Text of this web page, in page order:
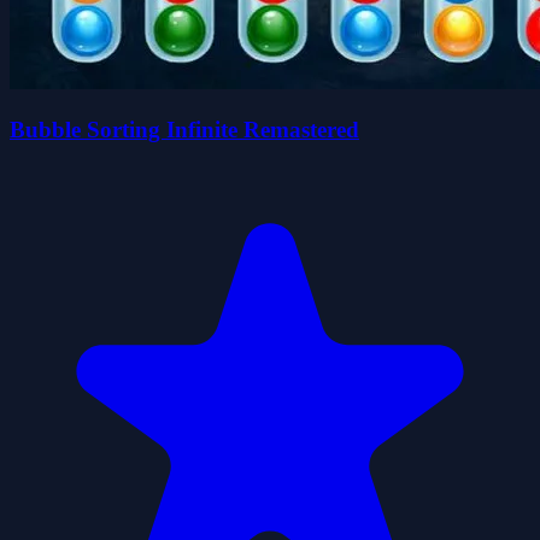
Bubble Sorting Infinite Remastered